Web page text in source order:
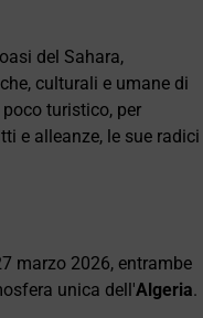
del Sahara,
culturali e umane di
turistico, per
e alleanze, le sue radici
marzo 2026, entrambe
unica dell'Algeria.